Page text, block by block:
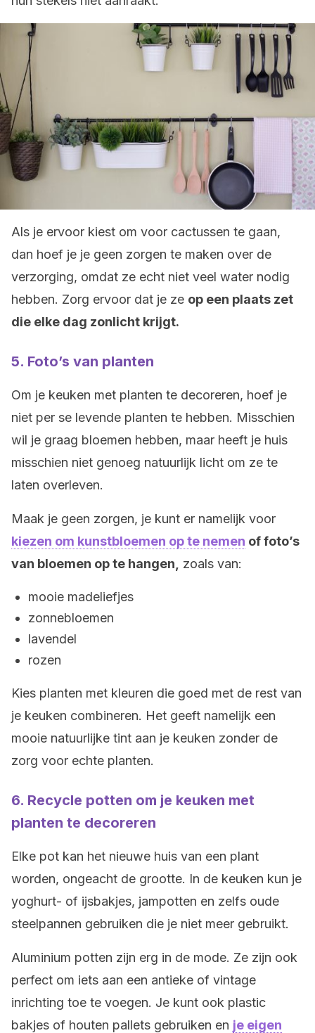
Als je ervoor kiest om voor cactussen te gaan,
dan hoef je je geen zorgen te maken over de
verzorging, omdat ze echt niet veel water nodig
hebben. Zorg ervoor dat je ze op een plaats zet
die elke dag zonlicht krijgt.
5. Foto’s van planten
Om je keuken met planten te decoreren, hoef je
niet per se levende planten te hebben. Misschien
wil je graag bloemen hebben, maar heeft je huis
misschien niet genoeg natuurlijk licht om ze te
laten overleven.
Maak je geen zorgen, je kunt er namelijk voor
kiezen om kunstbloemen op te nemen of foto’s
van bloemen op te hangen,
zoals van:
mooie madeliefjes
zonnebloemen
lavendel
rozen
Kies planten met kleuren die goed met de rest van
je keuken combineren. Het geeft namelijk een
mooie natuurlijke tint aan je keuken zonder de
zorg voor echte planten.
6. Recycle potten om je keuken met
planten te decoreren
Elke pot kan het nieuwe huis van een plant
worden, ongeacht de grootte. In de keuken kun je
yoghurt- of ijsbakjes, jampotten en zelfs oude
steelpannen gebruiken die je niet meer gebruikt.
Aluminium potten zijn erg in de mode. Ze zijn ook
perfect om iets aan een antieke of vintage
inrichting toe te voegen. Je kunt ook plastic
bakjes of houten pallets gebruiken en je eigen